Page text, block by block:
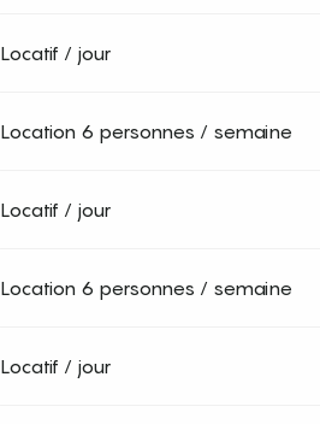
Locatif / jour
Location 6 personnes / semaine
Locatif / jour
Location 6 personnes / semaine
Locatif / jour